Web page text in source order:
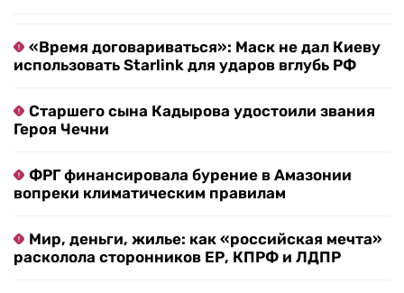
«Время договариваться»: Маск не дал Киеву
использовать Starlink для ударов вглубь РФ
Старшего сына Кадырова удостоили звания
Героя Чечни
ФРГ финансировала бурение в Амазонии
вопреки климатическим правилам
Мир, деньги, жилье: как «российская мечта»
расколола сторонников ЕР, КПРФ и ЛДПР